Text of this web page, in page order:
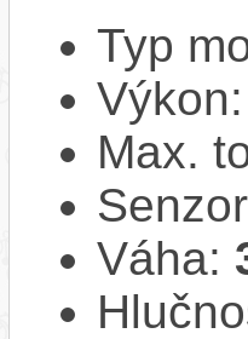
Typ
Výkon:
Max.
Váha: